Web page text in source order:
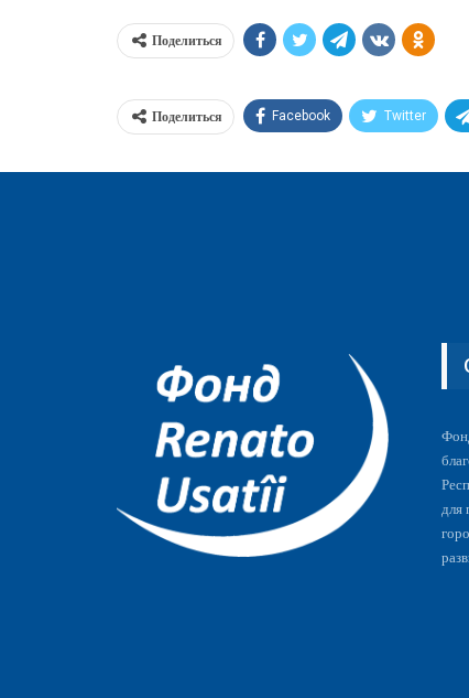
Поделиться
Поделиться Facebook Twitter
для